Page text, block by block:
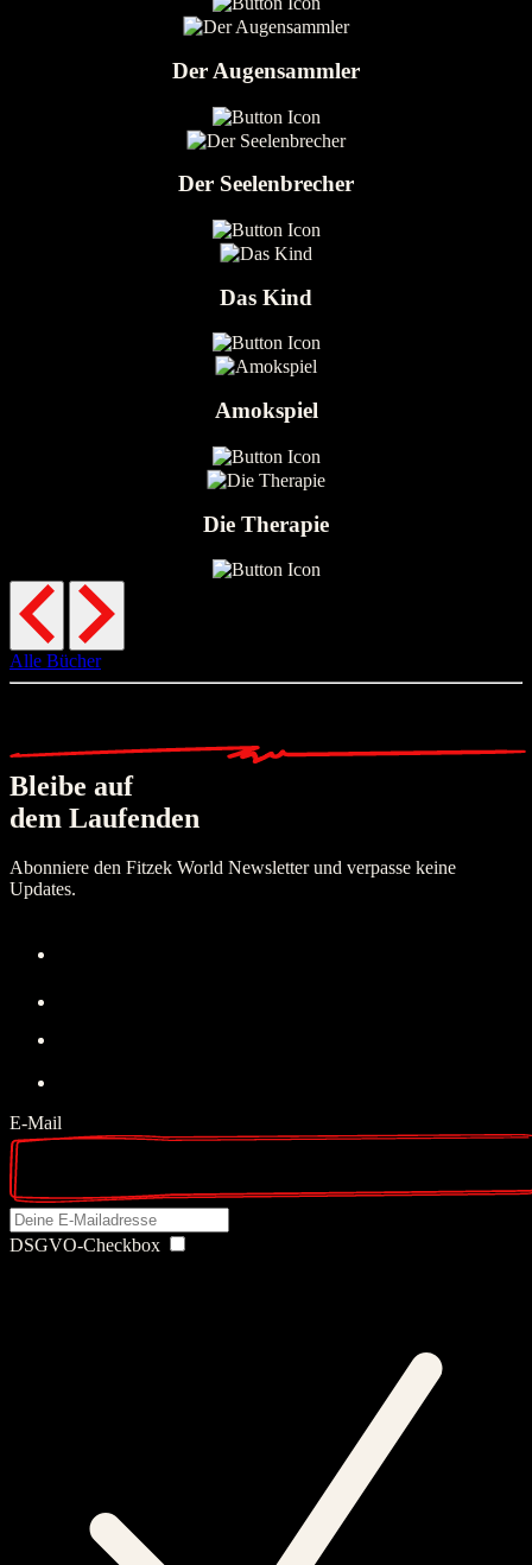
Der Augensammler
Der Seelenbrecher
Das Kind
Amokspiel
Die Therapie
Alle Bücher
Bleibe auf
dem Laufenden
Abonniere den Fitzek World Newsletter und verpasse keine
Updates.
E-Mail
DSGVO-Checkbox